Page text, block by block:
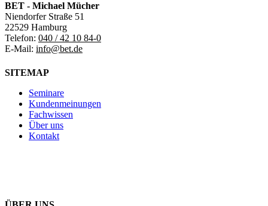
BET - Michael Mücher
Niendorfer Straße 51
22529 Hamburg
Telefon: 040 / 42 10 84-0
E-Mail: info@bet.de
SITEMAP
Seminare
Kundenmeinungen
Fachwissen
Über uns
Kontakt